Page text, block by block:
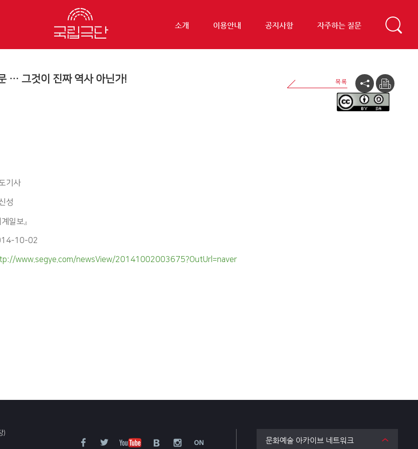
소개 이용안내 공지사항 자주하는 질문
… 그것이 진짜 역사 아닌가!
기사
성
계일보』
10-02
www.segye.com/newsView/20141002003675?OutUrl=naver
)
문화예술 아카이브 네트워크